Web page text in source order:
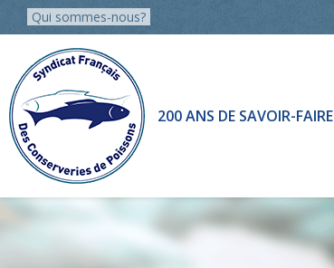
Qui sommes-nous?
200 ANS DE SAVOIR-FAIRE